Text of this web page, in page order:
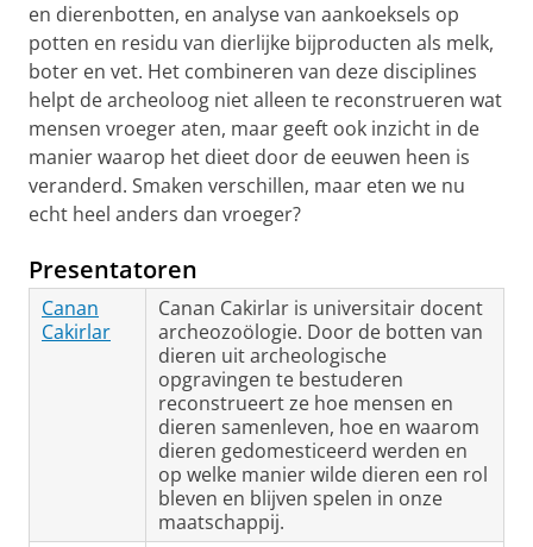
en dierenbotten, en analyse van aankoeksels op
potten en residu van dierlijke bijproducten als melk,
boter en vet. Het combineren van deze disciplines
helpt de archeoloog niet alleen te reconstrueren wat
mensen vroeger aten, maar geeft ook inzicht in de
manier waarop het dieet door de eeuwen heen is
veranderd. Smaken verschillen, maar eten we nu
echt heel anders dan vroeger?
Presentatoren
Canan
Cakirlar
Canan Cakirlar is universitair docent
archeozoölogie. Door de botten van
dieren uit archeologische
opgravingen te bestuderen
reconstrueert ze hoe mensen en
dieren samenleven, hoe en waarom
dieren gedomesticeerd werden en
op welke manier wilde dieren een rol
bleven en blijven spelen in onze
maatschappij.